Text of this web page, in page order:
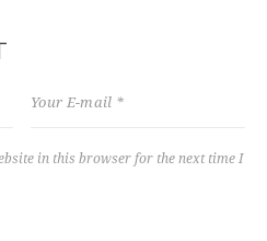
in this browser for the next time I